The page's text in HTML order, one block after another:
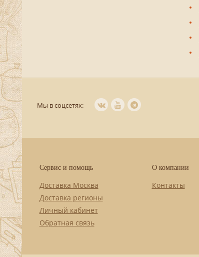
Мы в соцсетях:
Сервис и помощь
Доставка Москва
Доставка регионы
Личный кабинет
Обратная связь
О компании
Контакты